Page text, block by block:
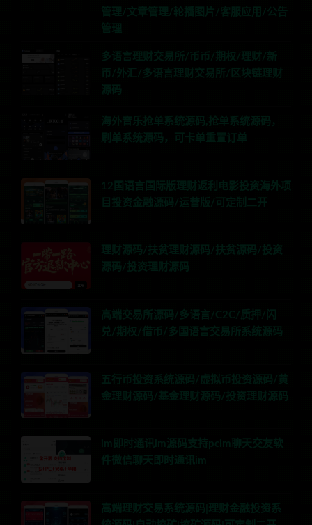
管理/文章管理/轮播图片/客服应用/公告
管理
多语言理财交易所/币币/期权/理财/新
币/外汇/多语言理财交易所/区块链理财
源码
海外音乐抢单系统源码,抢单系统源码，
刷单系统源码，可卡单重置订单
12国语言国际版理财返利电影投资海外项
目投资金融源码/运营版/可定制二开
理财源码/扶贫理财源码/扶贫源码/投资
源码/投资理财源码
高端交易所源码/多语言/C2C/质押/闪
兑/期权/借币/多国语言交易所系统源码
五行币投资系统源码/虚拟币投资源码/黄
金理财源码/基金理财源码/投资理财源码
im即时通讯im源码支持pcim聊天交友软
件微信聊天即时通讯im
高端理财交易系统源码|理财金融投资系